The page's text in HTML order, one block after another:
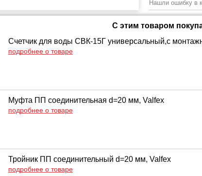
Нашли ошибку в
С этим товаром
Счетчик для воды СВК-15Г универсальный,c
подробнее о товаре
Муфта ПП соединительная d=20 мм, Valfex
подробнее о товаре
Тройник ПП соединительный d=20 мм, Valfex
подробнее о товаре